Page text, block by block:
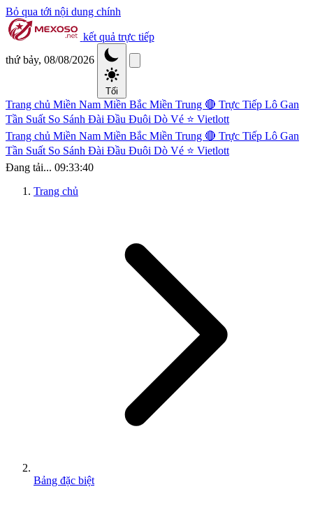
Bỏ qua tới nội dung chính
kết quả trực tiếp
thứ bảy, 08/08/2026
Tối
Trang chủ Miền Nam Miền Bắc Miền Trung 🔴 Trực Tiếp Lô Gan
Tần Suất So Sánh Đài Đầu Đuôi Dò Vé ⭐ Vietlott
Trang chủ Miền Nam Miền Bắc Miền Trung 🔴 Trực Tiếp Lô Gan
Tần Suất So Sánh Đài Đầu Đuôi Dò Vé ⭐ Vietlott
Đang tải... 09:33:40
Trang chủ
Bảng đặc biệt